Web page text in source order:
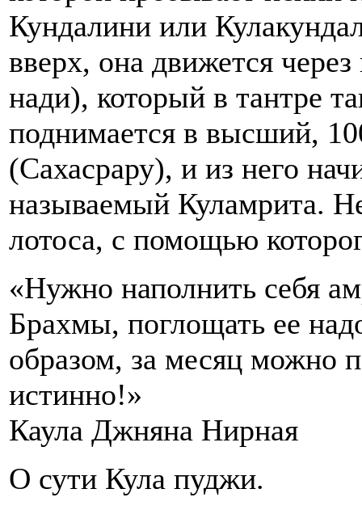
Кундалини или
вверх, она движется
нади), который в тантре
поднимается в высший,
(Сахасрару), и из него
называемый Куламрита.
лотоса, с помощью
«Нужно наполнить себя
Брахмы, поглощать ее
образом, за месяц можно
истинно!»
Каула Джняна Нирная
О сути Кула пуджи.